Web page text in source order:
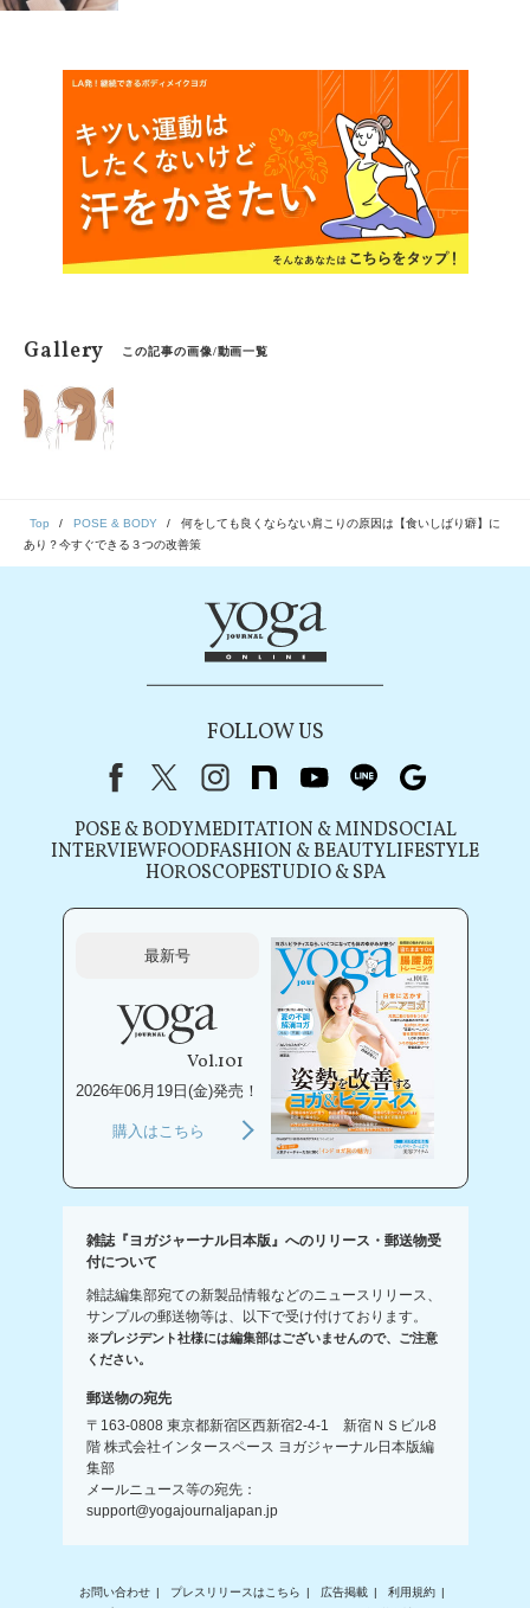
Gallery この記事の画像/動画一覧
Top POSE & BODY
何をしても良くならない肩こりの原因は【食いしばり癖】に
あり？今すぐできる３つの改善策
FOLLOW US
FacebookX（旧Twitter）
instagram
note youtubeline
POSE & BODYMEDITATION & MINDSOCIAL
INTERVIEWFOODFASHION & BEAUTYLIFESTYLE
HOROSCOPESTUDIO & SPA
最新号
Vol.101
2026年06月19日(金)発売！
購入はこちら
雑誌『ヨガジャーナル日本版』へのリリース・郵送物受
付について
雑誌編集部宛ての新製品情報などのニュースリリース、
サンプルの郵送物等は、以下で受け付けております。
※プレジデント社様には編集部はございませんので、ご注意
ください。
郵送物の宛先
〒163-0808 東京都新宿区西新宿2-4-1 新宿ＮＳビル8
階 株式会社インタースペース ヨガジャーナル日本版編
集部
メールニュース等の宛先：
support@yogajournaljapan.jp
お問い合わせ プレスリリースはこちら 広告掲載
利用規約